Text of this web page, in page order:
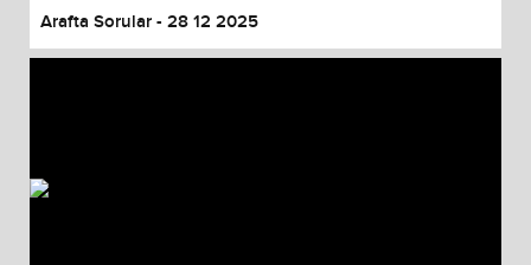
Arafta Sorular - 28 12 2025